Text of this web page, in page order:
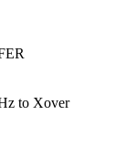
to Xover